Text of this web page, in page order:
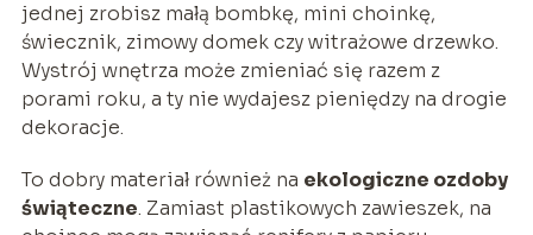
jednej zrobisz małą bombkę, mini choinkę,
świecznik, zimowy domek czy witrażowe drzewko.
Wystrój wnętrza może zmieniać się razem z
porami roku, a ty nie wydajesz pieniędzy na drogie
dekoracje.
To dobry materiał również na ekologiczne ozdoby
świąteczne. Zamiast plastikowych zawieszek, na